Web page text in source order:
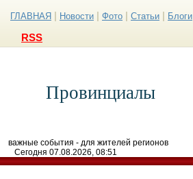
ГЛАВНАЯ Новости Фото Статьи Блоги
RSS
Провинциалы
важные события - для жителей регионов
Сегодня 07.08.2026, 08:51